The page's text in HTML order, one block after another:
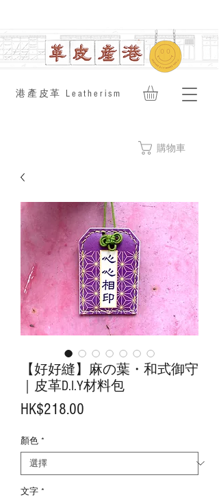
​港產皮革 Leatherism
購物車
【好好縫】麻の葉・和式御守
｜皮革D.I.Y材料包
HK$218.00
顏色 *
文字 *